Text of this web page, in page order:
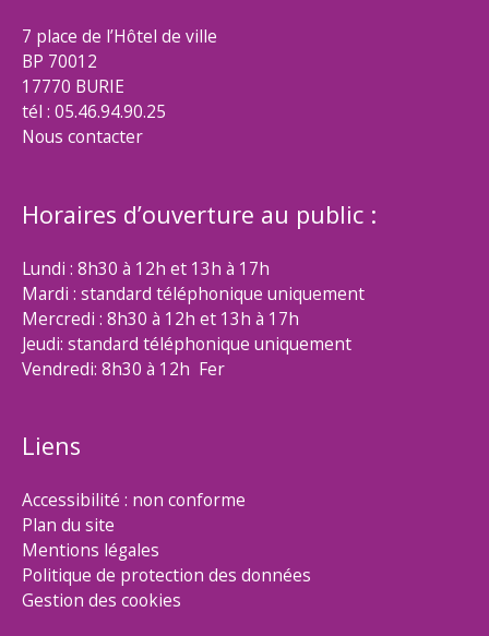
7 place de l’Hôtel de ville
BP 70012
17770 BURIE
tél : 05.46.94.90.25
Nous contacter
Horaires d’ouverture au public :
Lundi : 8h30 à 12h et 13h à 17h
Mardi : standard téléphonique uniquement
Mercredi : 8h30 à 12h et 13h à 17h
Jeudi: standard téléphonique uniquement
Vendredi: 8h30 à 12h Fer
Liens
Accessibilité : non conforme
Plan du site
Mentions légales
Politique de protection des données
Gestion des cookies